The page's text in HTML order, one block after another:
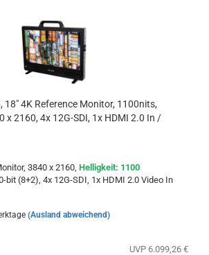
18" 4K Reference Monitor, 1100nits,
x 2160, 4x 12G-SDI, 1x HDMI 2.0 In /
3840 x 2160, Helligkeit: 1100
bit (8+2), 4x 12G-SDI, 1x HDMI 2.0 Video In
(Ausland abweichend)
UVP 6.099,26 €